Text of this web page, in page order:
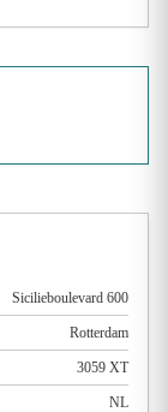
Sicilieboulevard 600
Rotterdam
3059 XT
NL